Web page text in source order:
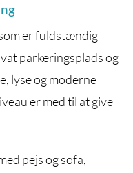
er fuldstændig
parkeringsplads og
lyse og moderne
er med til at give
pejs og sofa,